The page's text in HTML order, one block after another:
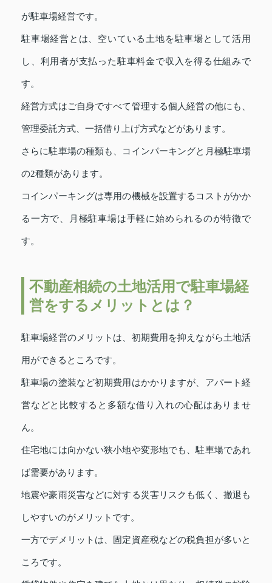
が駐車場経営です。
駐車場経営とは、空いている土地を駐車場として活用
し、利用者が支払った駐車料金で収入を得る仕組みで
す。
経営方式はご自身ですべて管理する個人経営の他にも、
管理委託方式、一括借り上げ方式などがあります。
さらに駐車場の種類も、コインパーキングと月極駐車場
の2種類があります。
コインパーキングは専用の機械を設置するコストがかか
る一方で、月極駐車場は手軽に始められるのが特徴で
す。
不動産相続の土地活用で駐車場経
営をするメリットとは？
駐車場経営のメリットは、初期費用を抑えながら土地活
用ができるところです。
駐車場の塗装など初期費用はかかりますが、アパート経
営などと比較すると多額な借り入れの心配はありませ
ん。
住宅地には向かない狭小地や変形地でも、駐車場であれ
ば需要があります。
地震や豪雨災害などに対する災害リスクも低く、撤退も
しやすいのがメリットです。
一方でデメリットは、固定資産税などの税負担が多いと
ころです。